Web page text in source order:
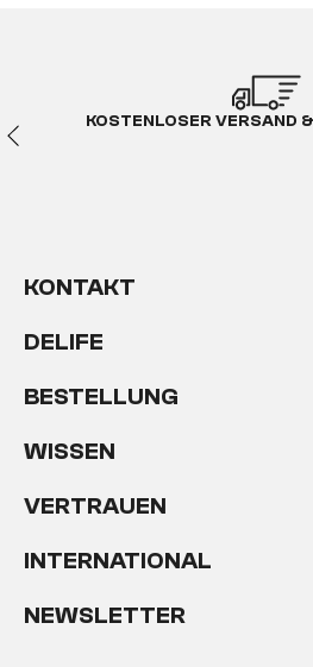
KOSTENLOSER VERSAND
KONTAKT
DELIFE
BESTELLUNG
WISSEN
VERTRAUEN
INTERNATIONAL
NEWSLETTER